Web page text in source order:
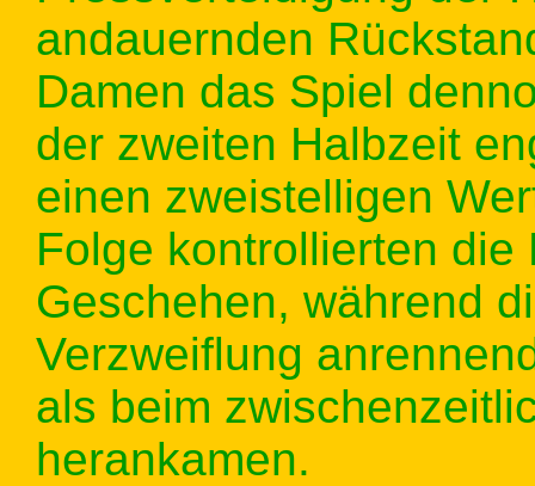
andauernden
Damen das Spiel
der zweiten Halbzeit
einen zweistelligen
Folge kontrollierten
Geschehen, während
Verzweiflung
als beim
herankamen.